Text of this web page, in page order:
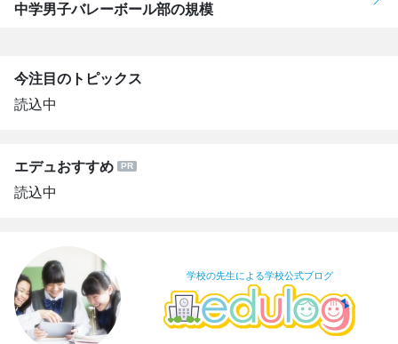
中学男子バレーボール部の規模
今注目のトピックス
読込中
エデュおすすめ
読込中
学校の先生による学校公式ブログ